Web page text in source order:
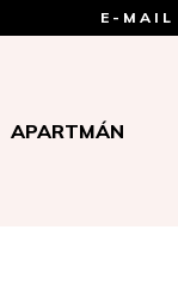
E-MAIL
APARTMÁN